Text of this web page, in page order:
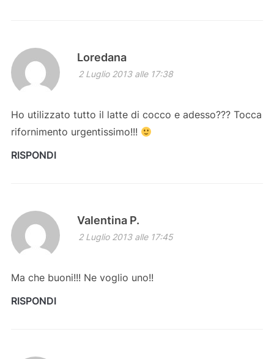
Loredana
2 Luglio 2013 alle 17:38
Ho utilizzato tutto il latte di cocco e adesso??? Tocca
rifornimento urgentissimo!!!
RISPONDI
Valentina P.
2 Luglio 2013 alle 17:45
Ma che buoni!!! Ne voglio uno!!
RISPONDI